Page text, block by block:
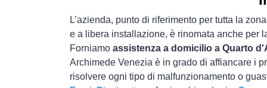
L’azienda, punto di riferimento per tutta la
e a libera installazione, è rinomata anche per
Forniamo assistenza a domicilio a Quarto
Archimede Venezia è in grado di affiancare i
risolvere ogni tipo di malfunzionamento o